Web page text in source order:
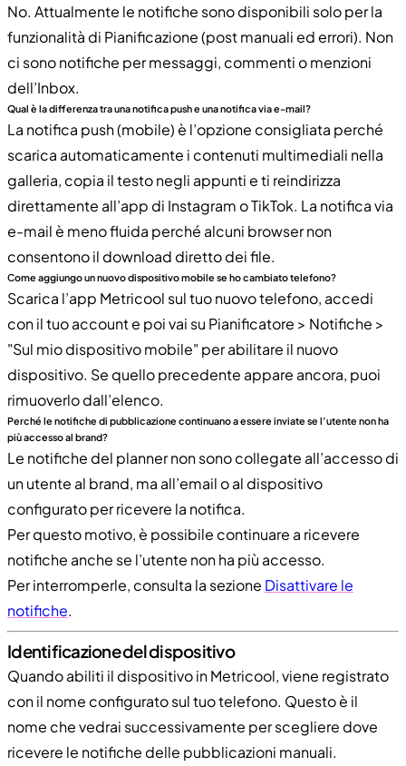
No. Attualmente le notifiche sono disponibili solo per la
funzionalità di Pianificazione (post manuali ed errori). Non
ci sono notifiche per messaggi, commenti o menzioni
dell’Inbox.
Qual è la differenza tra una notifica push e una notifica via e-mail?
La notifica push (mobile) è l’opzione consigliata perché
scarica automaticamente i contenuti multimediali nella
galleria, copia il testo negli appunti e ti reindirizza
direttamente all’app di Instagram o TikTok. La notifica via
e-mail è meno fluida perché alcuni browser non
consentono il download diretto dei file.
Come aggiungo un nuovo dispositivo mobile se ho cambiato telefono?
Scarica l’app Metricool sul tuo nuovo telefono, accedi
con il tuo account e poi vai su Pianificatore > Notifiche >
"Sul mio dispositivo mobile" per abilitare il nuovo
dispositivo. Se quello precedente appare ancora, puoi
rimuoverlo dall’elenco.
Perché le notifiche di pubblicazione continuano a essere inviate se l’utente non ha
più accesso al brand?
Le notifiche del planner non sono collegate all’accesso di
un utente al brand, ma all’email o al dispositivo
configurato per ricevere la notifica.
Per questo motivo, è possibile continuare a ricevere
notifiche anche se l’utente non ha più accesso.
Per interromperle, consulta la sezione Disattivare le
notifiche.
Identificazione del dispositivo
Quando abiliti il dispositivo in Metricool, viene registrato
con il nome configurato sul tuo telefono. Questo è il
nome che vedrai successivamente per scegliere dove
ricevere le notifiche delle pubblicazioni manuali.